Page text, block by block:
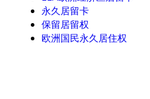
永久居留卡
保留居留权
欧洲国民永久居住权